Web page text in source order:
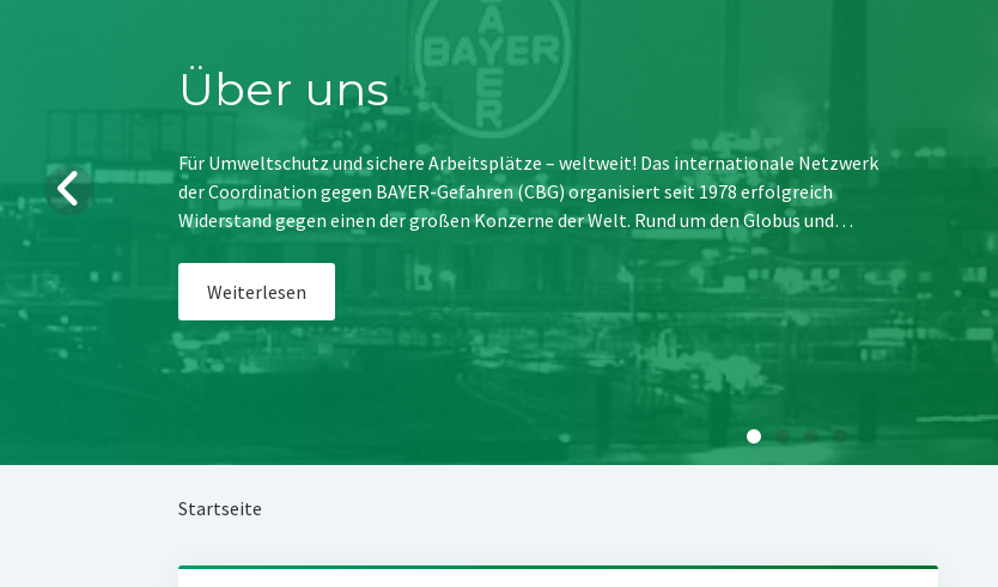
Über uns
Für Umweltschutz und sichere Arbeitsplätze – weltweit! Das internationale Netzwerk
der Coordination gegen BAYER-Gefahren (CBG) organisiert seit 1978 erfolgreich
Widerstand gegen einen der großen Konzerne der Welt. Rund um den Globus und…
Weiterlesen
Startseite